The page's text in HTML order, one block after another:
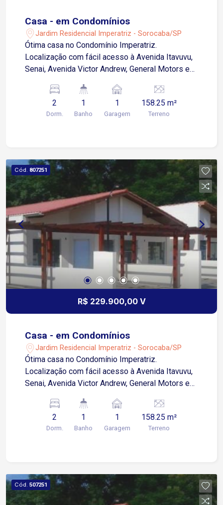
Casa - em Condomínios
Jardim Residencial Imperatriz - Sorocaba/SP
Ótima casa no Condomínio Imperatriz.
Localização com fácil acesso à Avenida Itavuvu,
Senai, Avenida Victor Andrew, General Motors e
ambientes Cozinha Banheiro social Área de
serviço 1 vaga de garagem descoberta
Acabamento em piso cerâmico frio Agende sua
2
Dorm.
1
Banho
1
Garagem
158.25 m²
Terreno
Cód. 807251
R$ 229.900,00 V
Casa - em Condomínios
Jardim Residencial Imperatriz - Sorocaba/SP
Ótima casa no Condomínio Imperatriz.
Localização com fácil acesso à Avenida Itavuvu,
Senai, Avenida Victor Andrew, General Motors e
ambientes Cozinha Banheiro social Área de
serviço 1 vaga de garagem descoberta
Acabamento em piso cerâmico frio Agende sua
2
Dorm.
1
Banho
1
Garagem
158.25 m²
Terreno
Cód. 507251